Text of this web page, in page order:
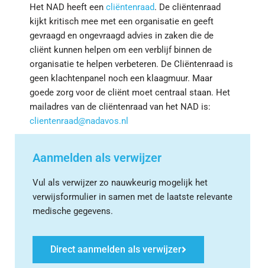
Het NAD heeft een cliëntenraad. De cliëntenraad
kijkt kritisch mee met een organisatie en geeft
gevraagd en ongevraagd advies in zaken die de
cliënt kunnen helpen om een verblijf binnen de
organisatie te helpen verbeteren. De Cliëntenraad is
geen klachtenpanel noch een klaagmuur. Maar
goede zorg voor de cliënt moet centraal staan. Het
mailadres van de cliëntenraad van het NAD is:
clientenraad@nadavos.nl
Aanmelden als verwijzer
Vul als verwijzer zo nauwkeurig mogelijk het
verwijsformulier in samen met de laatste relevante
medische gegevens.
Direct aanmelden als verwijzer